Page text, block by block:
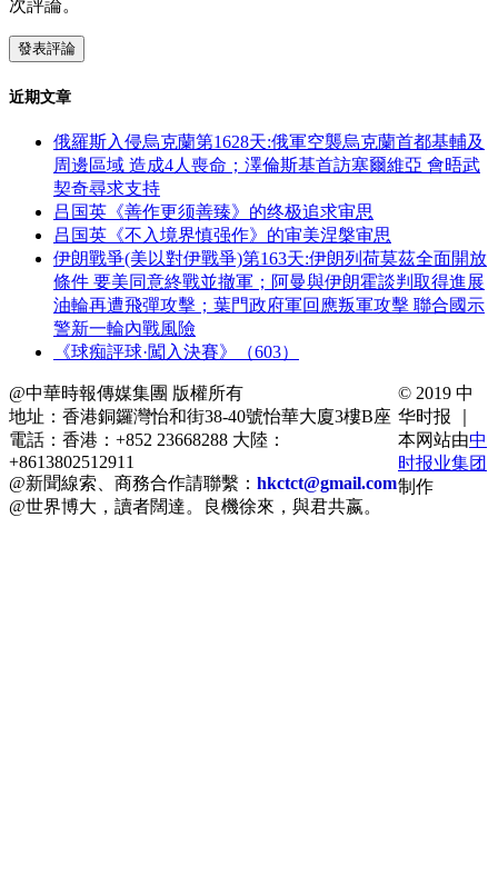
次評論。
近期文章
俄羅斯入侵烏克蘭第1628天:俄軍空襲烏克蘭首都基輔及
周邊區域 造成4人喪命；澤倫斯基首訪塞爾維亞 會晤武
契奇尋求支持
吕国英《善作更须善臻》的终极追求审思
吕国英《不入境界慎强作》的审美涅槃审思
伊朗戰爭(美以對伊戰爭)第163天:伊朗列荷莫茲全面開放
條件 要美同意終戰並撤軍；阿曼與伊朗霍談判取得進展
油輪再遭飛彈攻擊；葉門政府軍回應叛軍攻擊 聯合國示
警新一輪內戰風險
《球痴評球·闖入決賽》（603）
@中華時報傳媒集團 版權所有
地址：香港銅鑼灣怡和街38-40號怡華大廈3樓B座
電話：香港：+852 23668288 大陸：
+8613802512911
@新聞線索、商務合作請聯繫： hkctct@gmail.com
@世界博大，讀者闊達。良機徐來，與君共嬴。
© 2019 中
华时报 ｜
本网站由中
时报业集团
制作